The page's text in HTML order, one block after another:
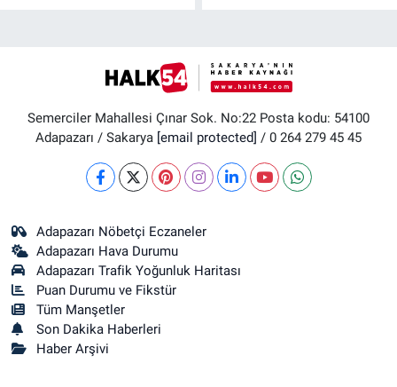
Semerciler Mahallesi Çınar Sok. No:22 Posta kodu: 54100
Adapazarı / Sakarya [email protected] / 0 264 279 45 45
Adapazarı Nöbetçi Eczaneler
Adapazarı Hava Durumu
Adapazarı Trafik Yoğunluk Haritası
Puan Durumu ve Fikstür
Tüm Manşetler
Son Dakika Haberleri
Haber Arşivi